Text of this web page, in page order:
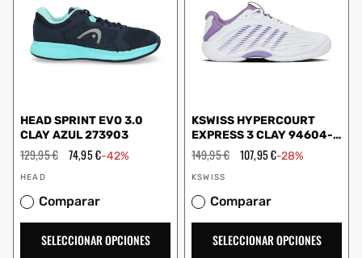
HEAD SPRINT EVO 3.0
CLAY AZUL 273903
Precio
habitual
129,95 € Precio
de
74,95 €-42%
Proveedor:
HEAD
Comparar
SELECCIONAR OPCIONES
KSWISS HYPERCOURT
EXPRESS 3 CLAY 94604-
149-M MUJER
Precio
habitual
149,95 € Precio
107,95 €-28%
Proveedor:
KSWISS
Comparar
SELECCIONAR OPCIONES